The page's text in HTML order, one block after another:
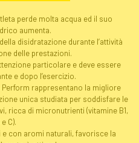
perde molta acqua ed il suo
aumenta.
disidratazione durante l’attività
delle prestazioni.
particolare e deve essere
e dopo l’esercizio.
rappresentano la migliore
unica studiata per soddisfare le
ricca di micronutrienti (vitamine B1,
C).
con aromi naturali, favorisce la